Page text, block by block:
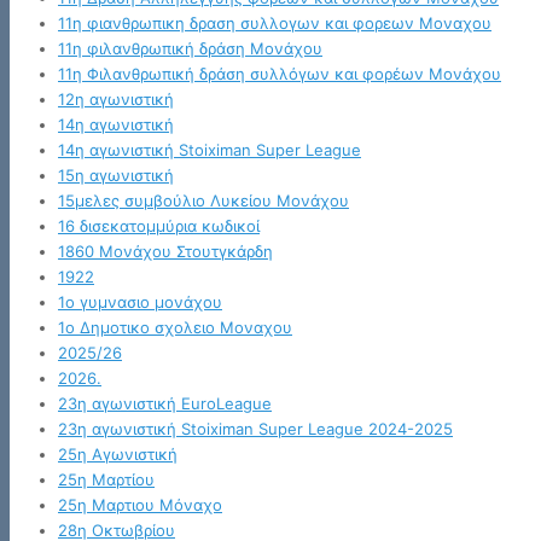
11η φιανθρωπικη δραση συλλογων και φορεων Μοναχου
11η φιλανθρωπική δράση Μονάχου
11η Φιλανθρωπική δράση συλλόγων και φορέων Μονάχου
12η αγωνιστική
14η αγωνιστική
14η αγωνιστική Stoiximan Super League
15η αγωνιστική
15μελες συμβούλιο Λυκείου Μονάχου
16 δισεκατομμύρια κωδικοί
1860 Μονάχου Στουτγκάρδη
1922
1ο γυμνασιο μονάχου
1ο Δημοτικο σχολειο Μοναχου
2025/26
2026.
23η αγωνιστική EuroLeague
23η αγωνιστική Stoiximan Super League 2024-2025
25η Αγωνιστική
25η Μαρτίου
25η Μαρτιου Μόναχο
28η Οκτωβρίου